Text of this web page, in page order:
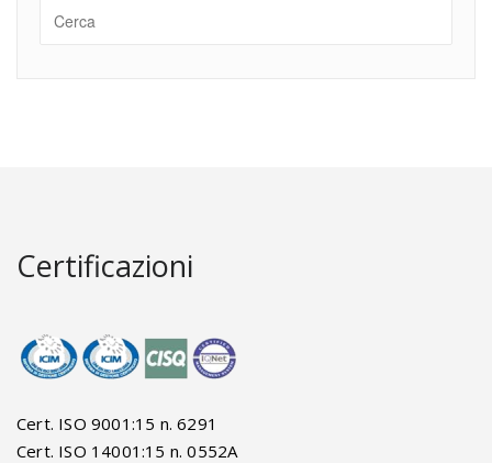
Certificazioni
Cert. ISO 9001:15 n. 6291
Cert. ISO 14001:15 n. 0552A